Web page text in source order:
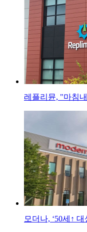
레플리뮨, "마침
모더나, ‘50세↑